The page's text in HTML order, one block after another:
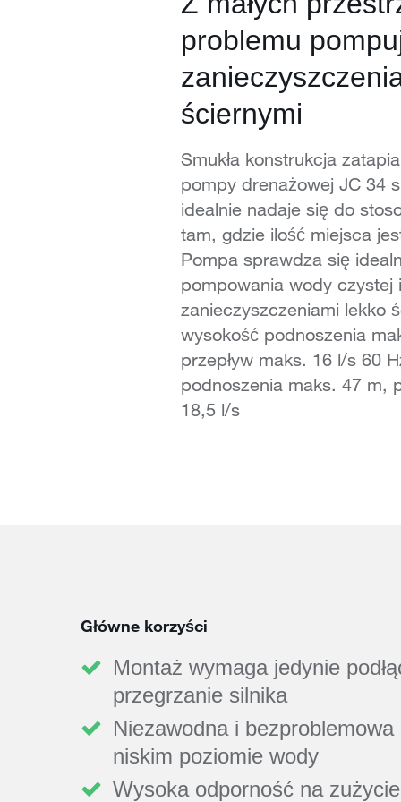
problemu
ściernymi
Smukła konstrukcja
pompy drenażowej JC 34
idealnie nadaje się do
tam, gdzie ilość miejsca
Pompa sprawdza się
pompowania wody czystej
zanieczyszczeniami lekko
wysokość podnoszenia
przepływ maks. 16 l/s 60
podnoszenia maks. 47 m,
18,5 l/s
Główne korzyści
Montaż wymaga jedynie
przegrzanie silnika
Niezawodna i
niskim poziomie wody
Wysoka odporność na